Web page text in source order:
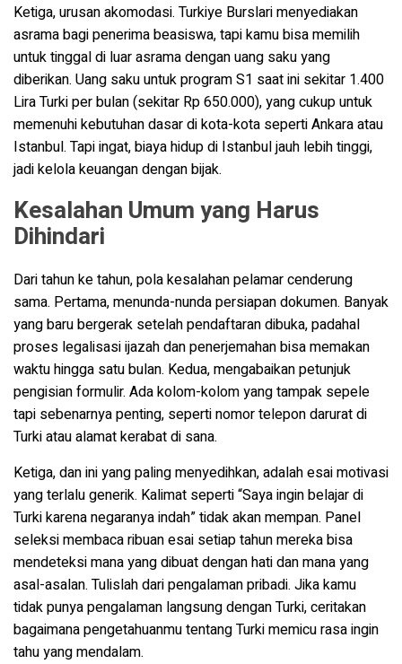
Ketiga, urusan akomodasi. Turkiye Burslari menyediakan
asrama bagi penerima beasiswa, tapi kamu bisa memilih
untuk tinggal di luar asrama dengan uang saku yang
diberikan. Uang saku untuk program S1 saat ini sekitar 1.400
Lira Turki per bulan (sekitar Rp 650.000), yang cukup untuk
memenuhi kebutuhan dasar di kota-kota seperti Ankara atau
Istanbul. Tapi ingat, biaya hidup di Istanbul jauh lebih tinggi,
jadi kelola keuangan dengan bijak.
Kesalahan Umum yang Harus
Dihindari
Dari tahun ke tahun, pola kesalahan pelamar cenderung
sama. Pertama, menunda-nunda persiapan dokumen. Banyak
yang baru bergerak setelah pendaftaran dibuka, padahal
proses legalisasi ijazah dan penerjemahan bisa memakan
waktu hingga satu bulan. Kedua, mengabaikan petunjuk
pengisian formulir. Ada kolom-kolom yang tampak sepele
tapi sebenarnya penting, seperti nomor telepon darurat di
Turki atau alamat kerabat di sana.
Ketiga, dan ini yang paling menyedihkan, adalah esai motivasi
yang terlalu generik. Kalimat seperti “Saya ingin belajar di
Turki karena negaranya indah” tidak akan mempan. Panel
seleksi membaca ribuan esai setiap tahun mereka bisa
mendeteksi mana yang dibuat dengan hati dan mana yang
asal-asalan. Tulislah dari pengalaman pribadi. Jika kamu
tidak punya pengalaman langsung dengan Turki, ceritakan
bagaimana pengetahuanmu tentang Turki memicu rasa ingin
tahu yang mendalam.